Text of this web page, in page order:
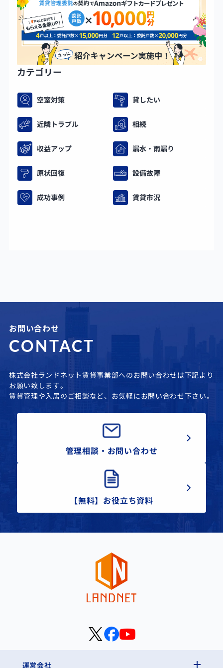
カテゴリー
空室対策 貸したい
近隣トラブル 相続
収益アップ 漏水・雨漏り
原状回復 設備故障
成功事例 賃貸市況
お問い合わせ
CONTACT
株式会社ランドネット賃貸事業部へのお問い合わせは下記より
お願い致します。
賃貸管理や入居のご相談など、お気軽にお問い合わせ下さい。
管理相談・お問い合わせ
【無料】お役立ち資料
運営会社